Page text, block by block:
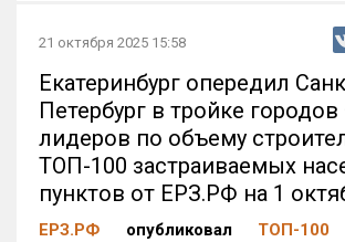
21 октября 2025 15:58
Екатеринбург опередил
Петербург в тройке
лидеров по объему
ТОП-100 застраиваемых
пунктов от ЕРЗ.РФ на 1
ЕРЗ.РФ опубликовал ТОП-100